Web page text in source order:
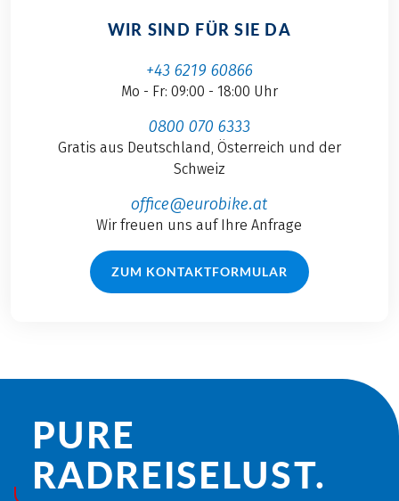
WIR SIND FÜR SIE DA
+43 6219 60866
Mo - Fr: 09:00 - 18:00 Uhr
0800 070 6333
Gratis aus Deutschland, Österreich und der
Schweiz
office@eurobike.at
Wir freuen uns auf Ihre Anfrage
ZUM KONTAKTFORMULAR
PURE
RADREISE­LUST.